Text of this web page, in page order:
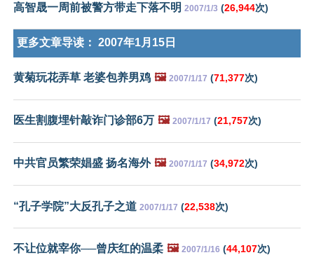
高智晟一周前被警方带走下落不明 2007/1/3 (26,944次)
更多文章导读： 2007年1月15日
黄菊玩花弄草 老婆包养男鸡 🖼️ 2007/1/17 (71,377次)
医生割腹埋针敲诈门诊部6万 🖼️ 2007/1/17 (21,757次)
中共官员繁荣娼盛 扬名海外 🖼️ 2007/1/17 (34,972次)
“孔子学院”大反孔子之道 2007/1/17 (22,538次)
不让位就宰你──曾庆红的温柔 🖼️ 2007/1/16 (44,107次)